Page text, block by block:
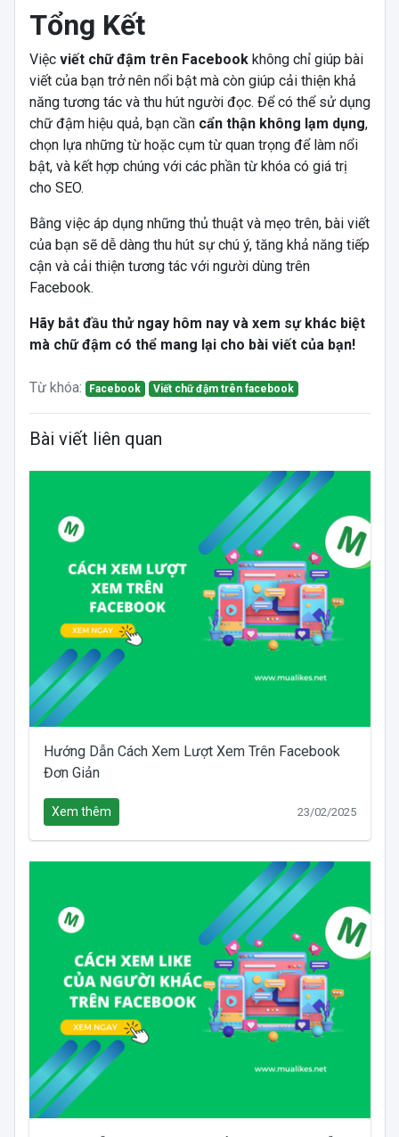
Tổng Kết
Việc viết chữ đậm trên Facebookkhông chỉ giúp bài
viết của bạn trở nên nổi bật mà còn giúp cải thiện khả
năng tương tác và thu hút người đọc. Để có thể sử dụng
chữ đậm hiệu quả, bạn cần cẩn thận không lạm dụng,
chọn lựa những từ hoặc cụm từ quan trọng để làm nổi
bật, và kết hợp chúng với các phần từ khóa có giá trị
cho SEO.
Bằng việc áp dụng những thủ thuật và mẹo trên, bài viết
của bạn sẽ dễ dàng thu hút sự chú ý, tăng khả năng tiếp
cận và cải thiện tương tác với người dùng trên
Facebook.
Hãy bắt đầu thử ngay hôm nay và xem sự khác biệt
mà chữ đậm có thể mang lại cho bài viết của bạn!
Từ khóa: Facebook Viết chữ đậm trên facebook
Bài viết liên quan
Hướng Dẫn Cách Xem Lượt Xem Trên Facebook
Đơn Giản
Xem thêm 23/02/2025